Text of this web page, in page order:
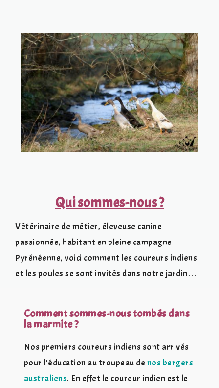
Qui sommes-nous ?
Vétérinaire de métier, éleveuse canine
passionnée, habitant en pleine campagne
Pyrénéenne, voici comment les coureurs indiens
et les poules se sont invités dans notre jardin…
Comment sommes-nous tombés dans
la marmite ?
Nos premiers coureurs indiens sont arrivés
pour l’éducation au troupeau de nos bergers
australiens. En effet le coureur indien est le